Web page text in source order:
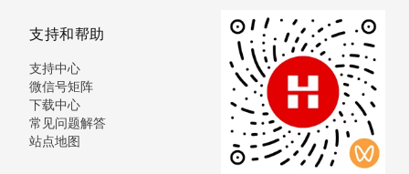
支持和帮助
支持中心
微信号矩阵
下载中心
常见问题解答
站点地图